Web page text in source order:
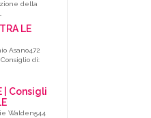
della
LE
Asano472
di:
| Consigli
Walden544